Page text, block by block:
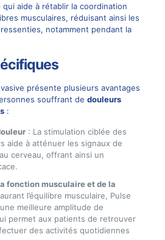
qui aide à rétablir la coordination
musculaires, réduisant ainsi les
notamment pendant la
présente plusieurs avantages
souffrant de douleurs
:
: La stimulation ciblée des
aide à atténuer les signaux de
cerveau, offrant ainsi un
fonction musculaire et de la
l’équilibre musculaire, Pulse
meilleure amplitude de
permet aux patients de retrouver
des activités quotidiennes